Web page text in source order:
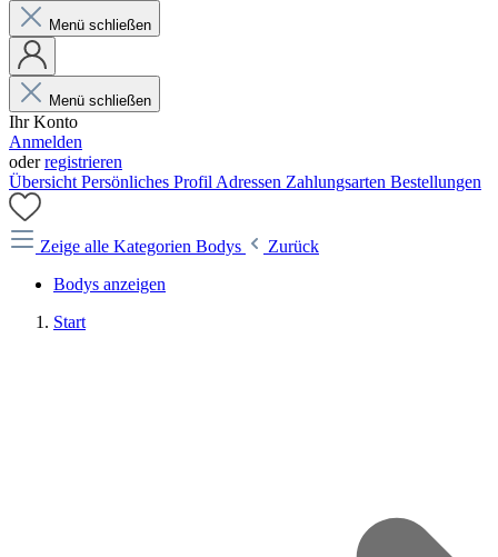
Menü schließen
Menü schließen
Ihr Konto
Anmelden
oderregistrieren
Übersicht Persönliches Profil Adressen Zahlungsarten Bestellungen
Zeige alle Kategorien Bodys
Zurück
Bodys anzeigen
Start